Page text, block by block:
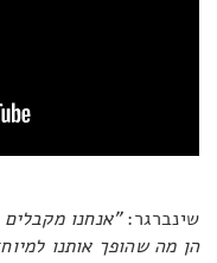
שינברגר:"אנחנו
הן מה שהופך אותנו